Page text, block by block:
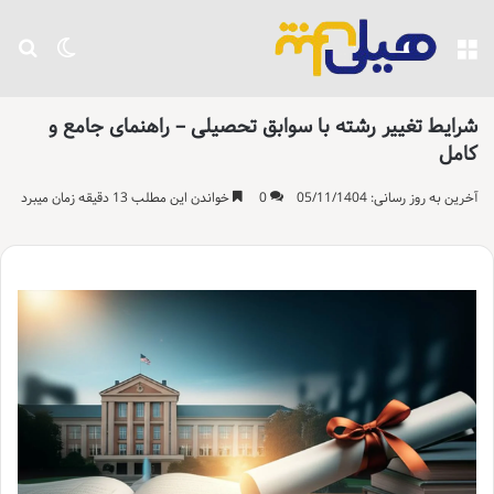
تغییر منو
شرایط تغییر رشته با سوابق تحصیلی – راهنمای جامع و
کامل
آخرین به روز رسانی: 05/11/1404 0 خواندن این مطلب 13 دقیقه زمان میبرد